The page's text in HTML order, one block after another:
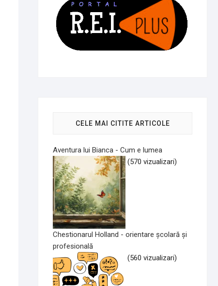
CELE MAI CITITE ARTICOLE
Aventura lui Bianca - Cum e lumea
(570 vizualizari)
Chestionarul Holland - orientare școlară și
profesională
(560 vizualizari)